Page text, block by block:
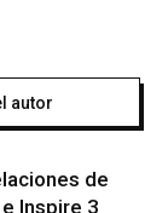
autor
de
Inspire 3